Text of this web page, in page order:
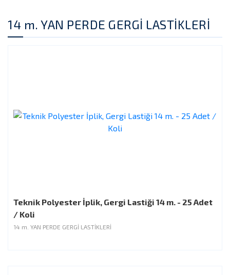
14 m. YAN PERDE GERGİ LASTİKLERİ
Teknik Polyester İplik, Gergi Lastiği 14 m. - 25 Adet
/ Koli
14 m. YAN PERDE GERGİ LASTİKLERİ